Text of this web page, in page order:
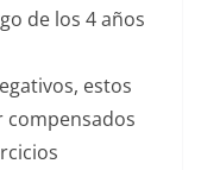
de los 4 años
estos